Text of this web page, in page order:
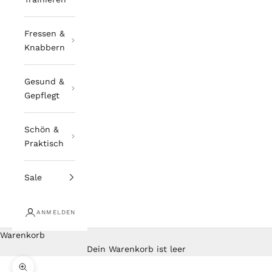
Fressen &
Knabbern
Gesund &
Gepflegt
Schön &
Praktisch
Sale
ANMELDEN
Warenkorb
Dein Warenkorb ist leer